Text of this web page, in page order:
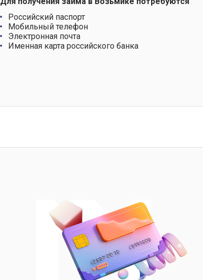
Российский паспорт
Мобильный телефон
Электронная почта
Именная карта российского банка